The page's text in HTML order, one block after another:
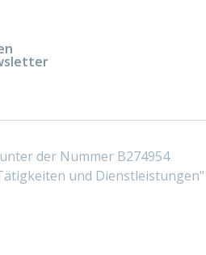
der Nummer B274954
und Dienstleistungen"